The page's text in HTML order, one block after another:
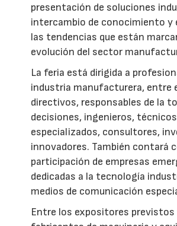
presentación de soluciones
intercambio de conocimiento y
las tendencias que están
evolución del sector
La feria está dirigida a
industria manufacturera, entre
directivos, responsables de la
decisiones, ingenieros, técnicos
especializados, consultores,
innovadores. También contará
participación de empresas
dedicadas a la tecnología
medios de comunicación
Entre los expositores previstos